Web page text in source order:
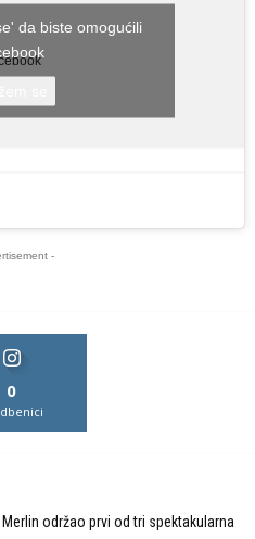
da biste omogućili
-
0
održao prvi od tri spektakularna